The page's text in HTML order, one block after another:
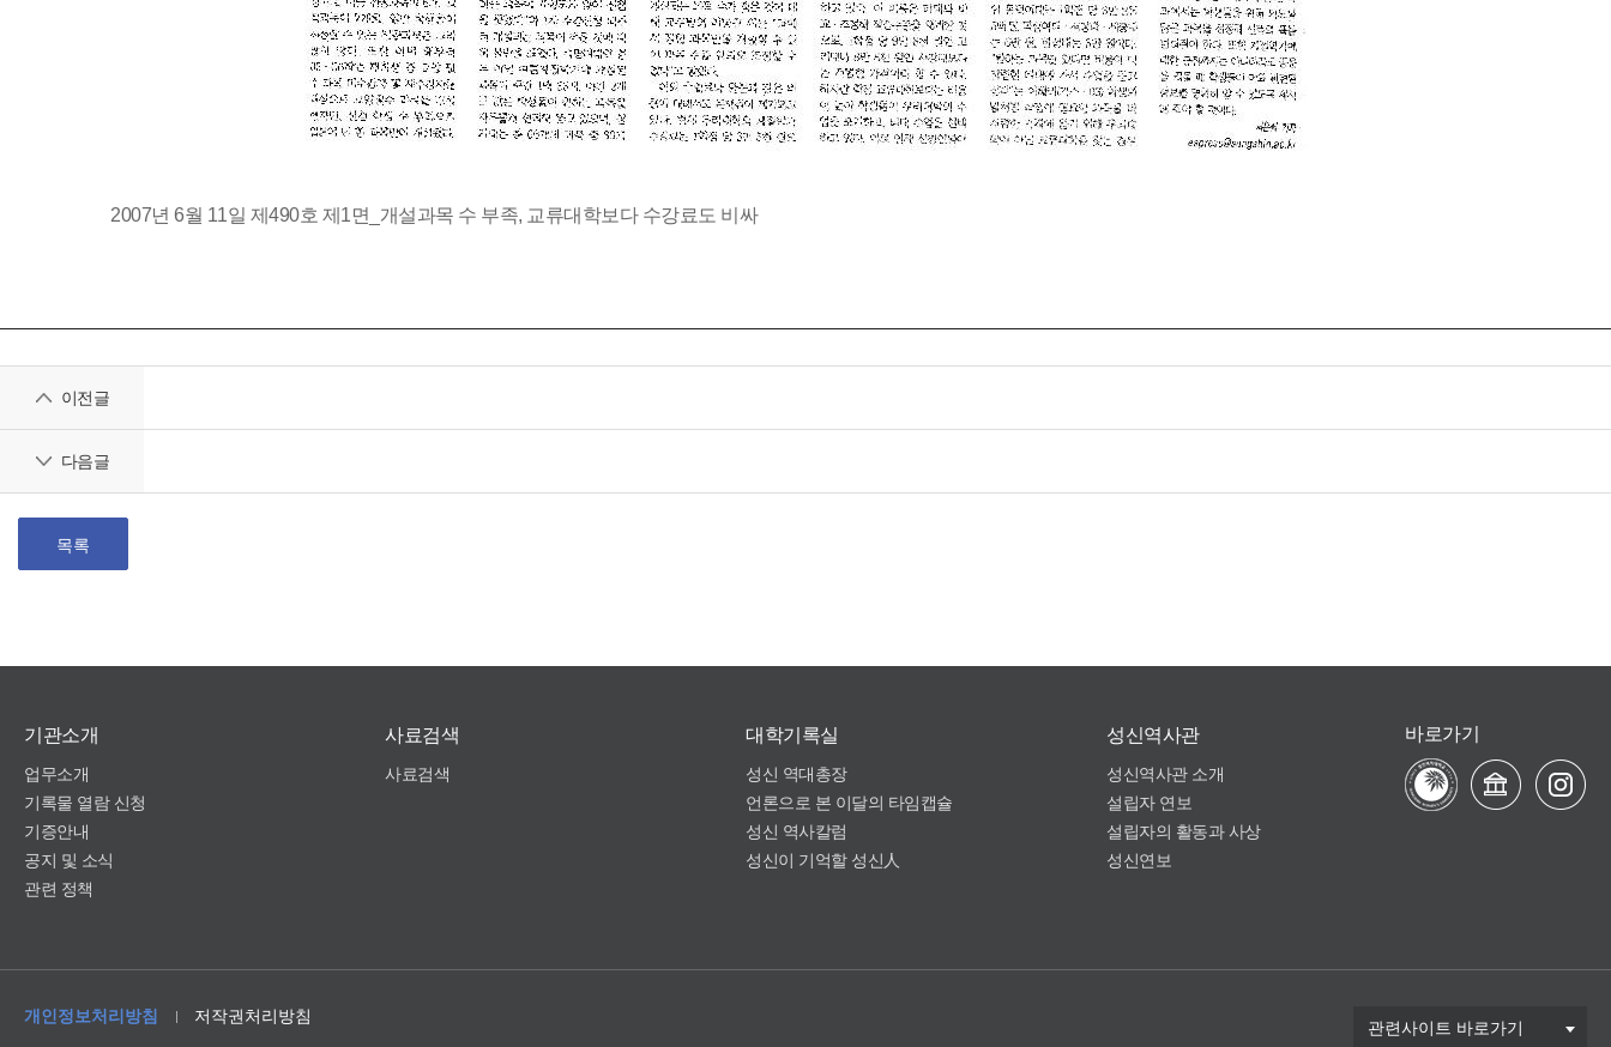
2007년 6월 11일 제490호 제1면_개설과목 수 부족, 교류대학보다 수강료도 비싸
이전글
다음글
목록
기관소개
업무소개
기록물 열람 신청
기증안내
공지 및 소식
관련 정책
사료검색
사료검색
대학기록실
성신 역대총장
언론으로 본 이달의 타임캡슐
성신 역사칼럼
성신이 기억할 성신人
성신역사관
성신역사관 소개
설립자 연보
설립자의 활동과 사상
성신연보
바로가기
관련사이트 바로가기
개인정보처리방침 저작권처리방침